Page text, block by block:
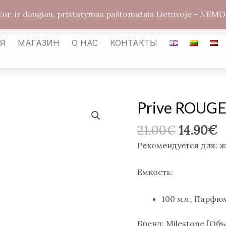
МАГАЗИН О НАС КОНТАКТЫ
Prive
21.00€14.90€
Рекомендуется для:
Емкость:
100 мл.,
Бренд: Milestone
Количество
товара
Prive
ROUGE,
ir daugiau, pristatymas paštomatais Lietuvoje -